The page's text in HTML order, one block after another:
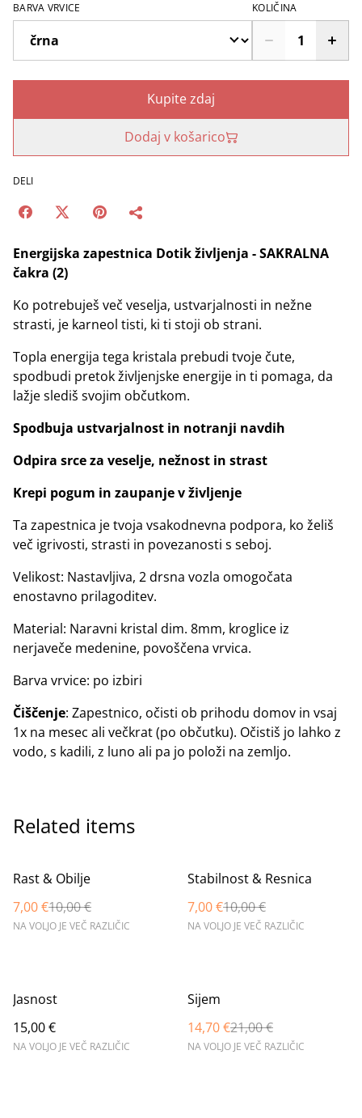
BARVA VRVICE KOLIČINA
Kupite zdaj
Dodaj v košarico
DELI
Energijska zapestnica Dotik življenja - SAKRALNA
čakra (2)
Ko potrebuješ več veselja, ustvarjalnosti in nežne
strasti, je karneol tisti, ki ti stoji ob strani.
Topla energija tega kristala prebudi tvoje čute,
spodbudi pretok življenjske energije in ti pomaga, da
lažje slediš svojim občutkom.
Spodbuja ustvarjalnost in notranji navdih
Odpira srce za veselje, nežnost in strast
Krepi pogum in zaupanje v življenje
Ta zapestnica je tvoja vsakodnevna podpora, ko želiš
več igrivosti, strasti in povezanosti s seboj.
Velikost: Nastavljiva, 2 drsna vozla omogočata
enostavno prilagoditev.
Material: Naravni kristal dim. 8mm, kroglice iz
nerjaveče medenine, povoščena vrvica.
Barva vrvice: po izbiri
Čiščenje: Zapestnico, očisti ob prihodu domov in vsaj
1x na mesec ali večkrat (po občutku). Očistiš jo lahko z
vodo, s kadili, z luno ali pa jo položi na zemljo.
Related items
%
Rast & Obilje
7,00 €10,00 €
NA VOLJO JE VEČ RAZLIČIC
%
Stabilnost & Resnica
7,00 €10,00 €
NA VOLJO JE VEČ RAZLIČIC
Jasnost
15,00 €
NA VOLJO JE VEČ RAZLIČIC
%
Sijem
14,70 €21,00 €
NA VOLJO JE VEČ RAZLIČIC